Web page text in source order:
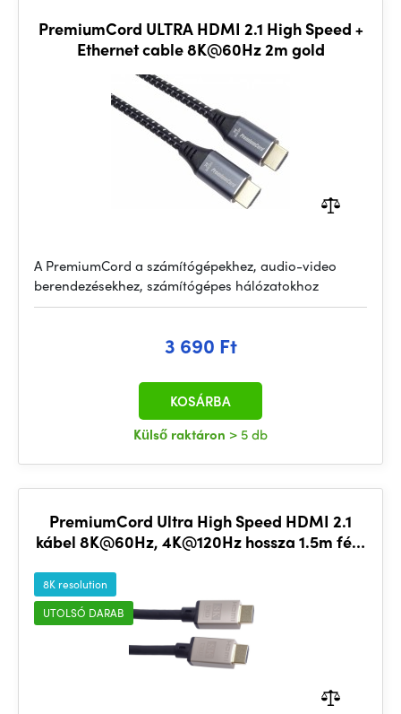
PremiumCord ULTRA HDMI 2.1 High Speed +
Ethernet cable 8K@60Hz 2m gold
A PremiumCord a számítógépekhez, audio-video
berendezésekhez, számítógépes hálózatokhoz
3 690 Ft
Külső raktáron > 5 db
KOSÁRBA
PremiumCord Ultra High Speed HDMI 2.1
kábel 8K@60Hz, 4K@120Hz hossza 1.5m fém
8K resolution
UTOLSÓ DARAB